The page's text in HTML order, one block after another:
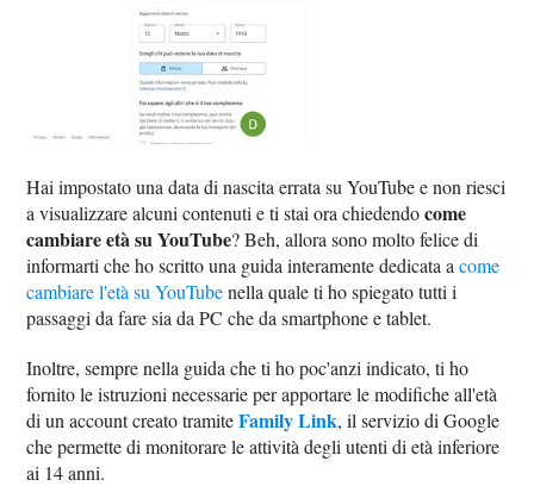
Hai impostato una data di nascita errata su YouTube e non riesci
a visualizzare alcuni contenuti e ti stai ora chiedendocome
cambiare età su YouTube? Beh, allora sono molto felice di
informarti che ho scritto una guida interamente dedicata acome
cambiare l'età su YouTubenella quale ti ho spiegato tutti i
passaggi da fare sia da PC che da smartphone e tablet.
Inoltre, sempre nella guida che ti ho poc'anzi indicato, ti ho
fornito le istruzioni necessarie per apportare le modifiche all'età
di un account creato tramiteFamily Link, il servizio di Google
che permette di monitorare le attività degli utenti di età inferiore
ai 14 anni.